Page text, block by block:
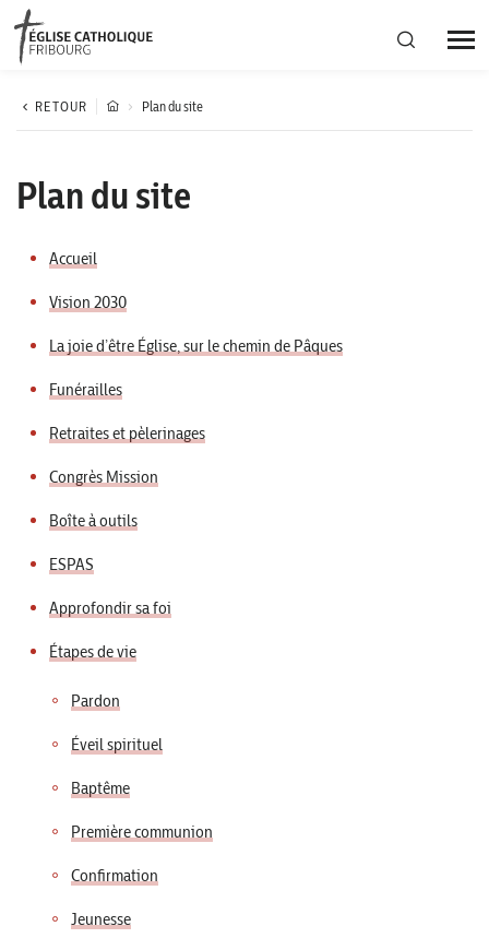
Région diocésaine
Actualités
Corporation cantonale
RETOUR Plan du site
Plan du site
Accueil
Vision 2030
La joie d’être Église, sur le chemin de Pâques
Funérailles
Retraites et pèlerinages
Congrès Mission
Boîte à outils
ESPAS
Approfondir sa foi
Étapes de vie
Pardon
Éveil spirituel
Baptême
Première communion
Confirmation
Jeunesse